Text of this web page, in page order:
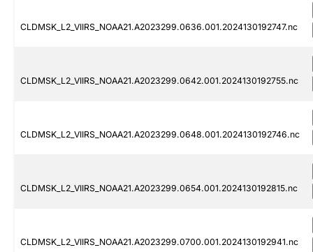
CLDMSK_L2_VIIRS_NOAA21.A2023299.0636.001.2024130192747.nc
CLDMSK_L2_VIIRS_NOAA21.A2023299.0642.001.2024130192755.nc
CLDMSK_L2_VIIRS_NOAA21.A2023299.0648.001.2024130192746.nc
CLDMSK_L2_VIIRS_NOAA21.A2023299.0654.001.2024130192815.nc
CLDMSK_L2_VIIRS_NOAA21.A2023299.0700.001.2024130192941.nc